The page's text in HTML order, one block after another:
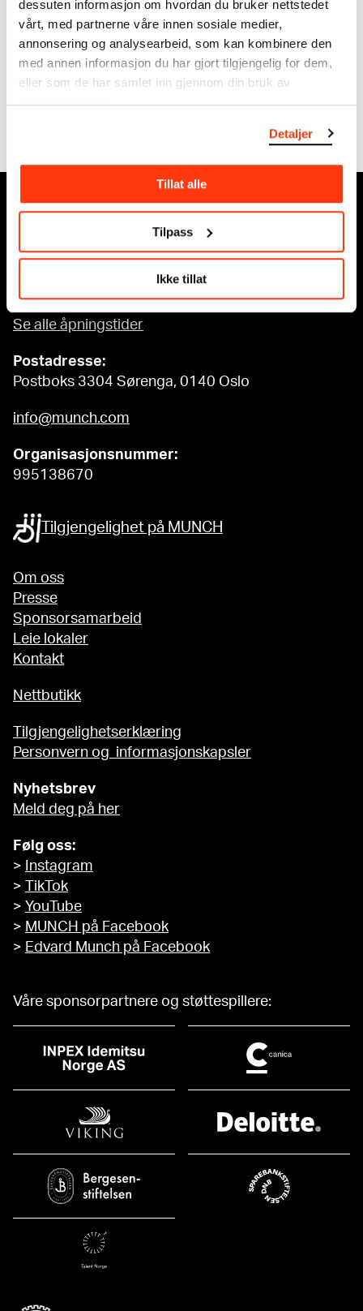
dessuten informasjon om hvordan du bruker nettstedet
vårt, med partnerne våre innen sosiale medier,
annonsering og analysearbeid, som kan kombinere den
med annen informasjon du har gjort tilgjengelig for dem,
eller som de har samlet inn gjennom din bruk av
tjenestene deres.
Detaljer
Tillat alle
Tilpass
Ikke tillat
MUNCH + Litteratur: En kvinne på verandatrappen
MUNCH, Bjørvika:
Edvard Munchs plass 1, 0194 Oslo
Ordinære åpningstider
Se alle åpningstider
Postadresse:
Postboks 3304 Sørenga, 0140 Oslo
info@munch.com
Organisasjonsnummer:
995138670
Tilgjengelighet på MUNCH
Om oss
Presse
Sponsorsamarbeid
Leie lokaler
Kontakt
Nettbutikk
Tilgjengelighetserklæring
Personvern og informasjonskapsler
Nyhetsbrev
Meld deg på her
Følg oss:
>
Instagram
>
TikTok
> YouTube
> MUNCH på Facebook
> Edvard Munch på Facebook
Våre sponsorpartnere og støttespillere: